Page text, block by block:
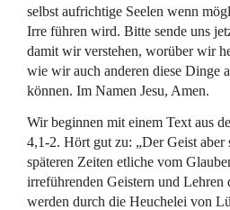
selbst aufrichtige Seelen wenn
Irre führen wird. Bitte sende uns
damit wir verstehen, worüber wir
wie wir auch anderen diese Dinge
können. Im Namen Jesu, Amen.
Wir beginnen mit einem Text aus
4,1-2. Hört gut zu: „Der Geist aber
späteren Zeiten etliche vom
irreführenden Geistern und Lehren
werden durch die Heuchelei von